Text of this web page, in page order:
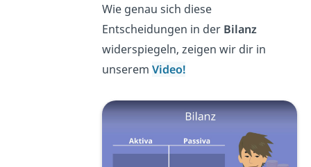
Wie genau sich diese
Entscheidungen in der Bilanz
widerspiegeln, zeigen wir dir in
unseremVideo!